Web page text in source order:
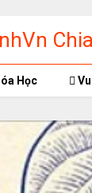
học
Học